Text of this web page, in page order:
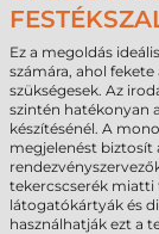
Ez a megoldás
számára, ahol
szükségesek. Az
szintén hatékonyan
készítésénél. A
megjelenést biztosít
tekercscserék miatti
látogatókártyák és
használhatják ezt a